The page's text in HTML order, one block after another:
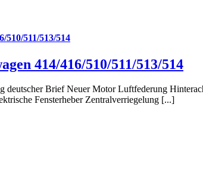
510/511/513/514
414/416/510/511/513/514
deutscher Brief Neuer Motor Luftfederung
Fensterheber Zentralverriegelung [...]